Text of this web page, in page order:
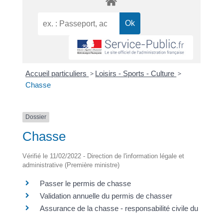
Accueil particuliers > Loisirs - Sports - Culture >
Chasse
Dossier
Chasse
Vérifié le 11/02/2022 - Direction de l'information légale et
administrative (Première ministre)
Passer le permis de chasse
Validation annuelle du permis de chasser
Assurance de la chasse - responsabilité civile du